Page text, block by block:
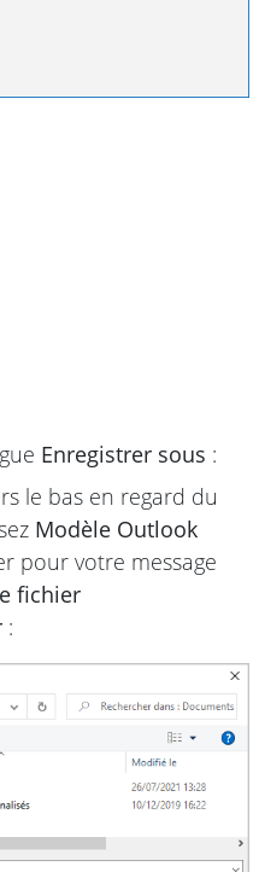
Enregistrer sous :
le bas en regard du
Modèle Outlook
pour votre message
fichier
: